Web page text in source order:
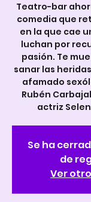
Teatro-bar
comedia que
en la que cae
luchan por
pasión. Te
sanar las
afamado
Rubén
actriz
Se ha
de
Ver